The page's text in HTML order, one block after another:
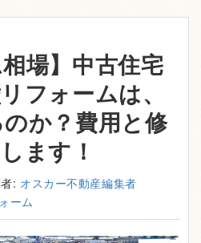
場】中古住宅
フォームは、
か？費用と修
ます！
: オスカー不動産編集者
ーム